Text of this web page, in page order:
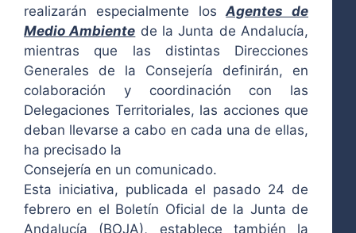
realizarán especialmente losAgentes de
Medio Ambiente de la Junta de Andalucía,
mientras que las distintas Direcciones
Generales de la Consejería definirán, en
colaboración y coordinación con las
Delegaciones Territoriales, las acciones que
deban llevarse a cabo en cada una de ellas,
ha precisado la
Consejería en un comunicado.
Esta iniciativa, publicada el pasado 24 de
febrero en el Boletín Oficial de la Junta de
Andalucía (BOJA), establece también la